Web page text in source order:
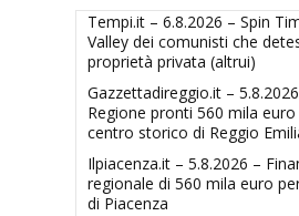
Tempi.it – 6.8.2026 – Spin
Valley dei comunisti che
proprietà privata (altrui)
Gazzettadireggio.it –
Regione pronti 560 mila
centro storico di Reggio
Ilpiacenza.it – 5.8.2026 –
regionale di 560 mila euro
di Piacenza